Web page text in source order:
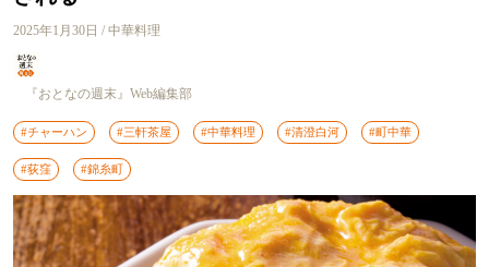
2025年1月30日 / 中華料理
『おとなの週末』Web編集部
#チャーハン #三軒茶屋 #中華料理 #清澄白河 #町中華
#荻窪 #錦糸町